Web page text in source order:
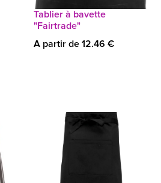
Tablier à bavette
"Fairtrade"
A partir de 12.46 €